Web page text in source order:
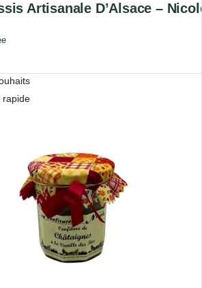
Artisanale D’Alsace –
rapide